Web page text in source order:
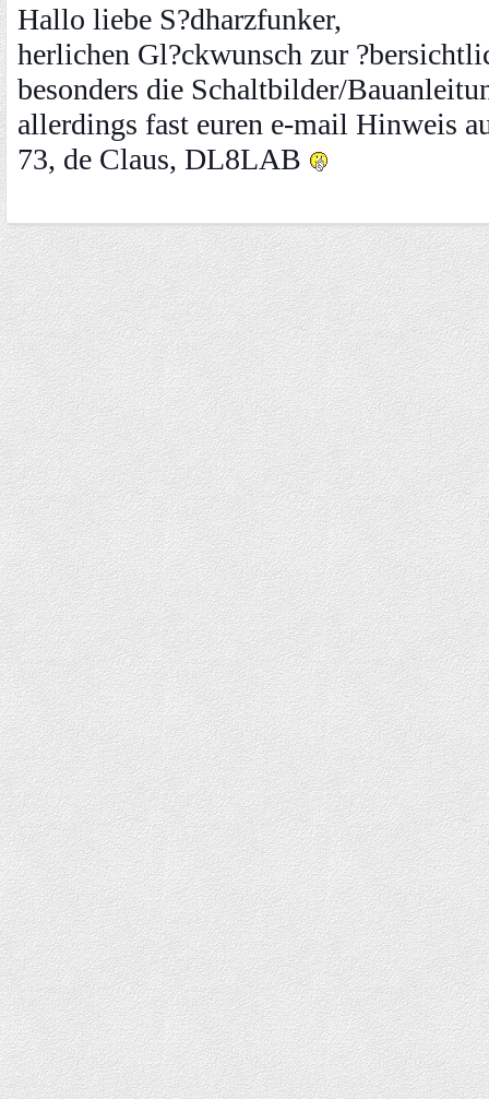
Hallo liebe S?dharzfunker,
herlichen Gl?ckwunsch zur
besonders die Schaltbilder/
allerdings fast euren e-mail Hinweis
73, de Claus, DL8LAB